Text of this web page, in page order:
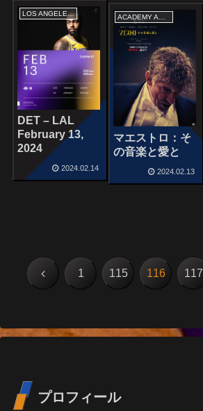
LOS ANGELES LAKERS
DET – LAL
February 13,
2024
2024.02.14
ACADEMY AWARDS
マエストロ：そ
の音楽と愛と
2024.02.13
前 1 115 116 117
プロフィール